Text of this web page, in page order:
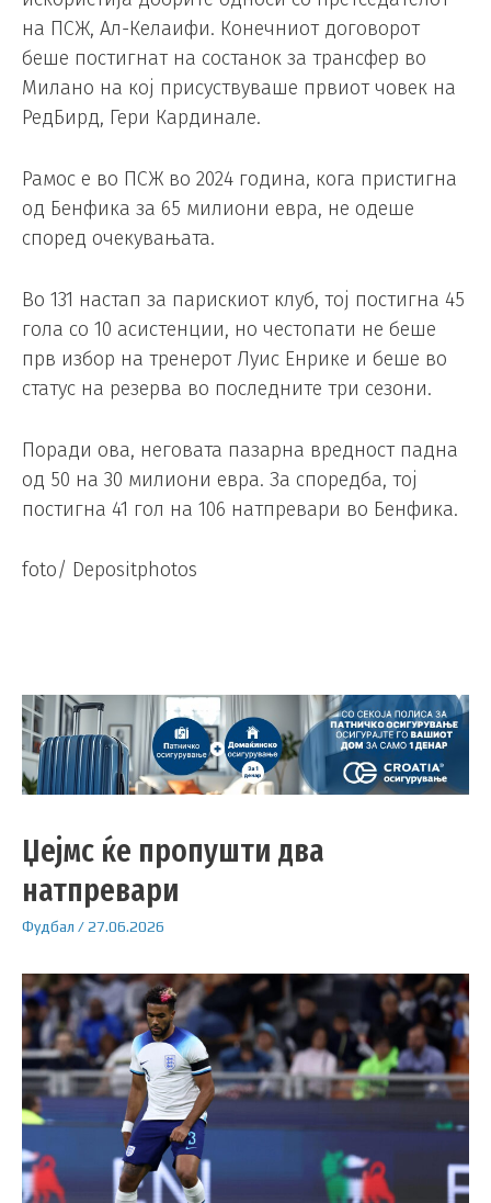
на ПСЖ, Ал-Келаифи. Конечниот договорот
беше постигнат на состанок за трансфер во
Милано на кој присуствуваше првиот човек на
РедБирд, Гери Кардинале.
Рамос е во ПСЖ во 2024 година, кога пристигна
од Бенфика за 65 милиони евра, не одеше
според очекувањата.
Во 131 настап за парискиот клуб, тој постигна 45
гола со 10 асистенции, но честопати не беше
прв избор на тренерот Луис Енрике и беше во
статус на резерва во последните три сезони.
Поради ова, неговата пазарна вредност падна
од 50 на 30 милиони евра. За споредба, тој
постигна 41 гол на 106 натпревари во Бенфика.
foto/ Depositphotos
Џејмс ќе пропушти два
натпревари
Фудбал /27.06.2026